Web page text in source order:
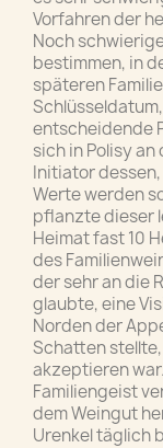
Vorfahren der
Noch
bestimmen, in
späteren
entscheidende
sich in Polisy
Initiator
Werte werden
pflanzte dieser
Heimat fast 10
des
der sehr an die
glaubte, eine
Norden der
Schatten
akzeptieren
Familiengeist
dem Weingut
Urenkel täglich